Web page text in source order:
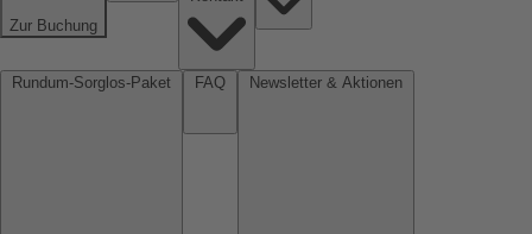
Zur Buchung